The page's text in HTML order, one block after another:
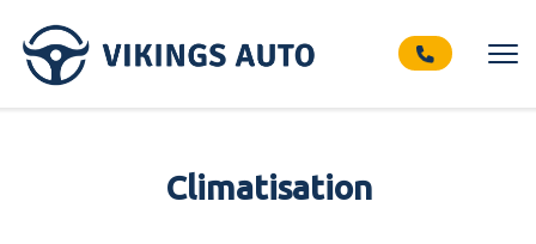
Climatisation